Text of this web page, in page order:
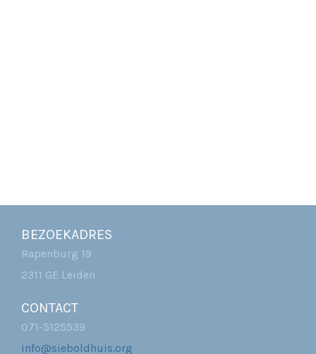
BEZOEKADRES
Rapenburg 19
2311 GE Leiden
CONTACT
071-5125539
info@sieboldhuis.org